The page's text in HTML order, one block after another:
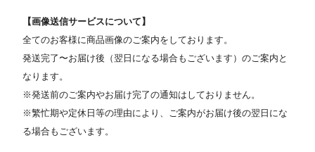
【画像送信サービスについて】
全てのお客様に商品画像のご案内をしております。
発送完了〜お届け後（翌日になる場合もございます）のご案内と
なります。
※発送前のご案内やお届け完了の通知はしておりません。
※繁忙期や定休日等の理由により、ご案内がお届け後の翌日にな
る場合もございます。